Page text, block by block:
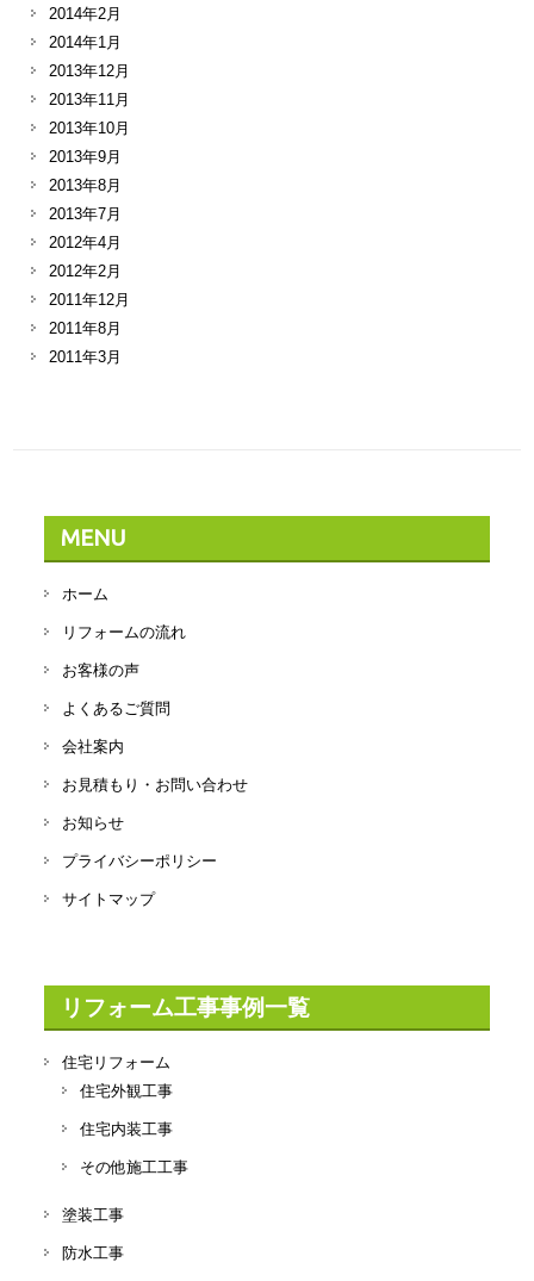
2014年2月
2014年1月
2013年12月
2013年11月
2013年10月
2013年9月
2013年8月
2013年7月
2012年4月
2012年2月
2011年12月
2011年8月
2011年3月
MENU
ホーム
リフォームの流れ
お客様の声
よくあるご質問
会社案内
お見積もり・お問い合わせ
お知らせ
プライバシーポリシー
サイトマップ
リフォーム工事事例一覧
住宅リフォーム
住宅外観工事
住宅内装工事
その他施工工事
塗装工事
防水工事